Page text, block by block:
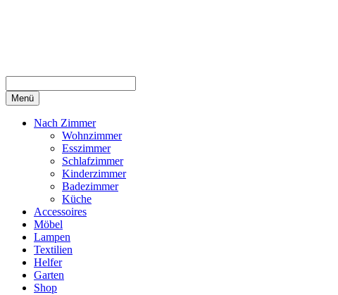
Menü
Nach Zimmer
Wohnzimmer
Esszimmer
Schlafzimmer
Kinderzimmer
Badezimmer
Küche
Accessoires
Möbel
Lampen
Textilien
Helfer
Garten
Shop